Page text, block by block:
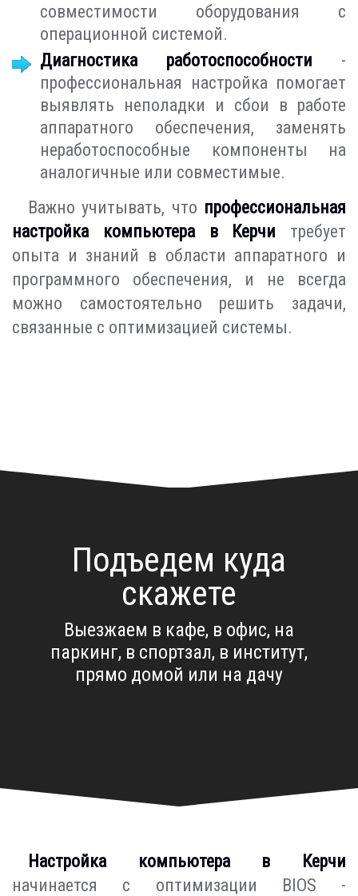
совместимости оборудования с
операционной системой.
Диагностика работоспособности -
профессиональная настройка помогает
выявлять неполадки и сбои в работе
аппаратного обеспечения, заменять
неработоспособные компоненты на
аналогичные или совместимые.
Важно учитывать, что профессиональная
настройка компьютера в Керчи требует
опыта и знаний в области аппаратного и
программного обеспечения, и не всегда
можно самостоятельно решить задачи,
связанные с оптимизацией системы.
Подъедем куда
скажете
Выезжаем в кафе, в офис, на
паркинг, в спортзал, в институт,
прямо домой или на дачу
Настройка компьютера в Керчи
начинается с оптимизации BIOS -